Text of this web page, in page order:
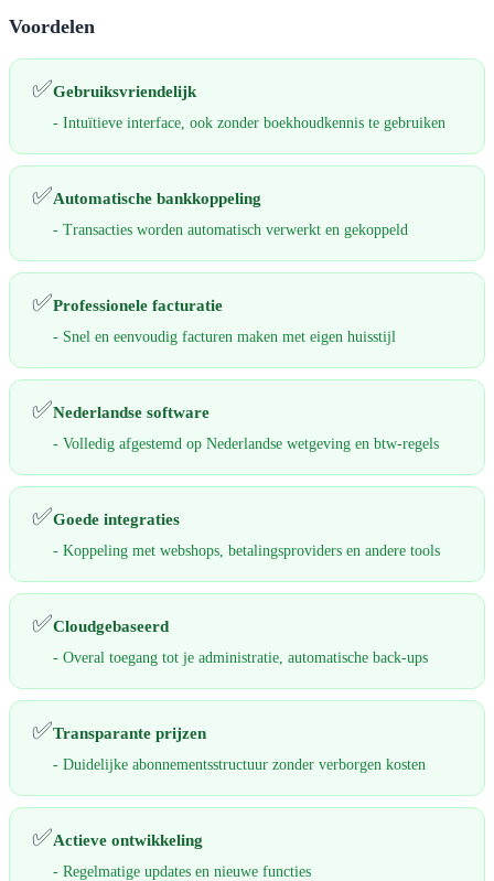
Voordelen
✅Gebruiksvriendelijk
- Intuïtieve interface, ook zonder boekhoudkennis te gebruiken
✅Automatische bankkoppeling
- Transacties worden automatisch verwerkt en gekoppeld
✅Professionele facturatie
- Snel en eenvoudig facturen maken met eigen huisstijl
✅Nederlandse software
- Volledig afgestemd op Nederlandse wetgeving en btw-regels
✅Goede integraties
- Koppeling met webshops, betalingsproviders en andere tools
✅Cloudgebaseerd
- Overal toegang tot je administratie, automatische back-ups
✅Transparante prijzen
- Duidelijke abonnementsstructuur zonder verborgen kosten
✅Actieve ontwikkeling
- Regelmatige updates en nieuwe functies